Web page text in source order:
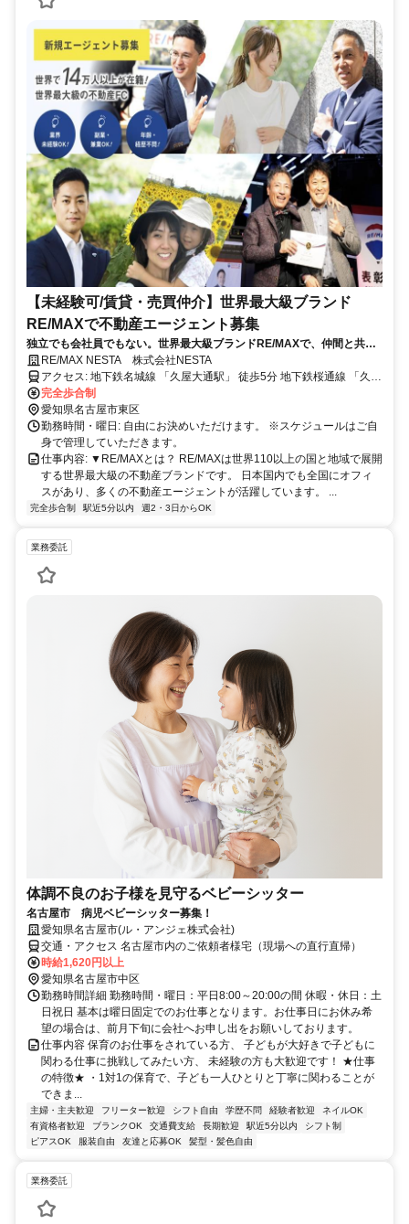
【未経験可/賃貸・売買仲介】世界最大級ブランド
RE/MAXで不動産エージェント募集
独立でも会社員でもない。世界最大級ブランドRE/MAXで、仲間と共に
新しい働き方へ。
RE/MAX NESTA 株式会社NESTA
アクセス: 地下鉄名城線 「久屋大通駅」 徒歩5分 地下鉄桜通線 「久屋
大通駅」 徒歩5分 地下鉄桜通線 「高岳駅」 徒歩7分 地下鉄東山線
「栄駅」 徒歩12分
完全歩合制
愛知県名古屋市東区
勤務時間・曜日: 自由にお決めいただけます。 ※スケジュールはご自
身で管理していただきます。
仕事内容: ▼RE/MAXとは？ RE/MAXは世界110以上の国と地域で展開
する世界最大級の不動産ブランドです。 日本国内でも全国にオフィ
スがあり、多くの不動産エージェントが活躍しています。 ...
完全歩合制 駅近5分以内 週2・3日からOK
業務委託
体調不良のお子様を見守るベビーシッター
名古屋市 病児ベビーシッター募集！
愛知県名古屋市(ル・アンジェ株式会社)
交通・アクセス 名古屋市内のご依頼者様宅（現場への直行直帰）
時給1,620円以上
愛知県名古屋市中区
勤務時間詳細 勤務時間・曜日：平日8:00～20:00の間 休暇・休日：土
日祝日 基本は曜日固定でのお仕事となります。お仕事日にお休み希
望の場合は、前月下旬に会社へお申し出をお願いしております。
仕事内容 保育のお仕事をされている方、 子どもが大好きで子どもに
関わる仕事に挑戦してみたい方、 未経験の方も大歓迎です！ ★仕事
の特徴★ ・1対1の保育で、子ども一人ひとりと丁寧に関わることが
できま...
主婦・主夫歓迎 フリーター歓迎 シフト自由 学歴不問 経験者歓迎
ネイルOK
有資格者歓迎
ブランクOK 交通費支給 長期歓迎 駅近5分以内
シフト制
ピアスOK
服装自由 友達と応募OK 髪型・髪色自由
業務委託